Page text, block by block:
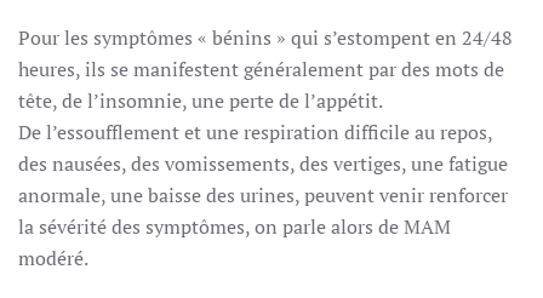
Pour les symptômes « bénins » qui s’estompent en 24/48
heures, ils se manifestent généralement par des mots de
tête, de l’insomnie, une perte de l’appétit.
De l’essoufflement et une respiration difficile au repos,
des nausées, des vomissements, des vertiges, une fatigue
anormale, une baisse des urines, peuvent venir renforcer
la sévérité des symptômes, on parle alors de MAM
modéré.